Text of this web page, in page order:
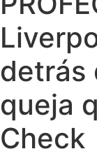
detrás
queja
Check